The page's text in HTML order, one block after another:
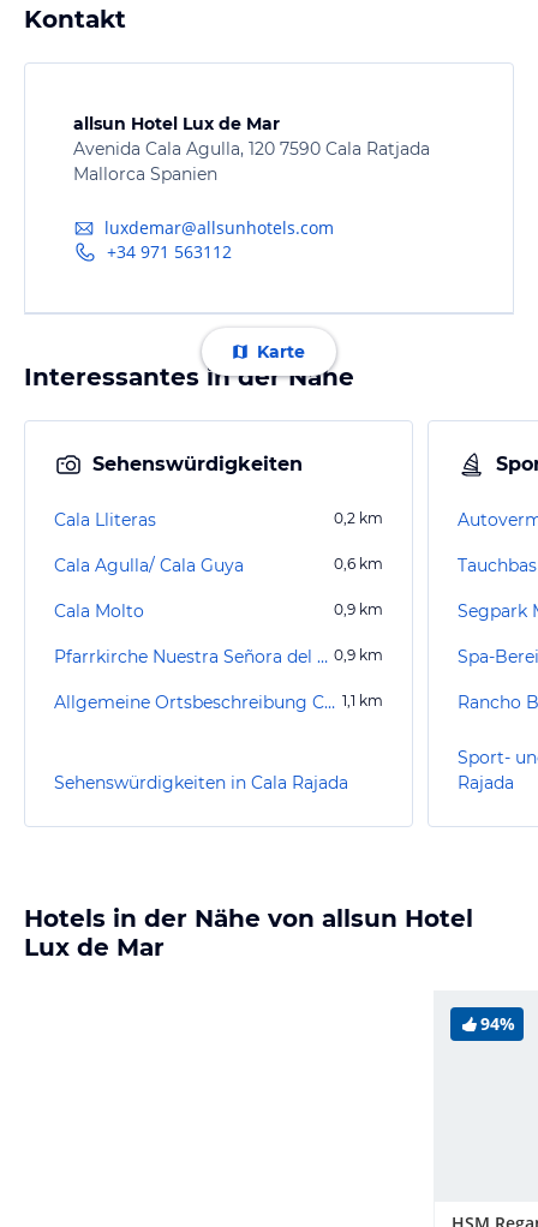
Kontakt
allsun Hotel Lux de Mar
Avenida Cala Agulla, 120 7590 Cala Ratjada
Mallorca Spanien
luxdemar@allsunhotels.com
+34 971 563112
Karte
Interessantes in der Nähe
Sehenswürdigkeiten
Cala Lliteras 0,2 km
Cala Agulla/ Cala Guya 0,6 km
Cala Molto 0,9 km
Pfarrkirche Nuestra Señora del Carmen 0,9 km
Allgemeine Ortsbeschreibung Cala Ratjada 1,1 km
Sehenswürdigkeiten in Cala Rajada
Segpark
Rancho
Sport-
Rajada
Hotels in der Nähe von allsun Hotel
Lux de Mar
94%